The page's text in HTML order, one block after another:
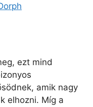
ezt mind
amik nagy
elhozni. Míg a